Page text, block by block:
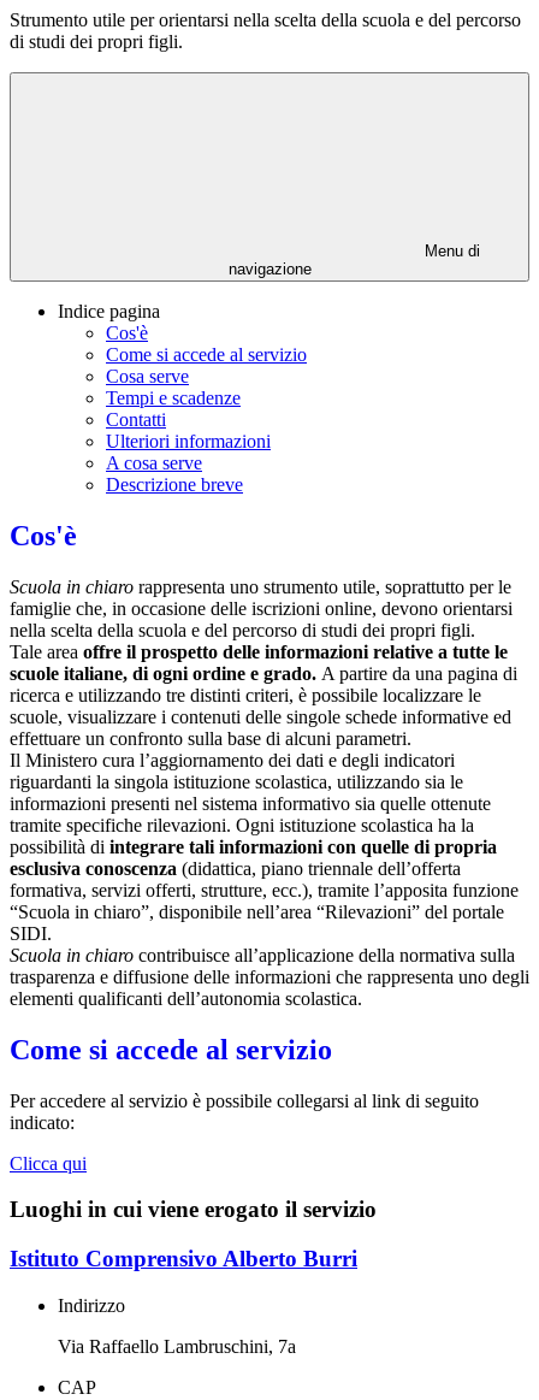
Strumento utile per orientarsi nella scelta della scuola e del percorso
di studi dei propri figli.
Menu di
navigazione
Indice pagina
Cos'è
Come si accede al servizio
Cosa serve
Tempi e scadenze
Contatti
Ulteriori informazioni
A cosa serve
Descrizione breve
Cos'è
Scuola in chiaro rappresenta uno strumento utile, soprattutto per le
famiglie che, in occasione delle iscrizioni online, devono orientarsi
nella scelta della scuola e del percorso di studi dei propri figli.
Tale area offre il prospetto delle informazioni relative a tutte le
scuole italiane, di ogni ordine e grado. A partire da una pagina di
ricerca e utilizzando tre distinti criteri, è possibile localizzare le
scuole, visualizzare i contenuti delle singole schede informative ed
effettuare un confronto sulla base di alcuni parametri.
Il Ministero cura l’aggiornamento dei dati e degli indicatori
riguardanti la singola istituzione scolastica, utilizzando sia le
informazioni presenti nel sistema informativo sia quelle ottenute
tramite specifiche rilevazioni. Ogni istituzione scolastica ha la
possibilità di integrare tali informazioni con quelle di propria
esclusiva conoscenza (didattica, piano triennale dell’offerta
formativa, servizi offerti, strutture, ecc.), tramite l’apposita funzione
“Scuola in chiaro”, disponibile nell’area “Rilevazioni” del portale
SIDI.
Scuola in chiaro contribuisce all’applicazione della normativa sulla
trasparenza e diffusione delle informazioni che rappresenta uno degli
elementi qualificanti dell’autonomia scolastica.
Come si accede al servizio
Per accedere al servizio è possibile collegarsi al link di seguito
indicato:
Clicca qui
Luoghi in cui viene erogato il servizio
Istituto Comprensivo Alberto Burri
Indirizzo
Via Raffaello Lambruschini, 7a
CAP